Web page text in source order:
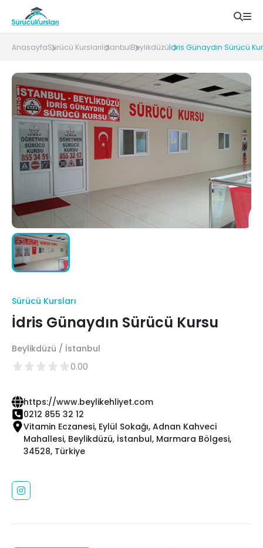
AnasayfaSürücü KurslarıİstanbulBeylikdüzüİdris Günaydın Sürücü
Sürücü Kursları
İdris Günaydın Sürücü Kursu
Beylikdüzü / İstanbul
0.00
https://www.beylikehliyet.com
0212 855 32 12
Vitamin Eczanesi, Eylül Sokağı, Adnan Kahveci
Mahallesi, Beylikdüzü, İstanbul, Marmara Bölgesi,
34528, Türkiye